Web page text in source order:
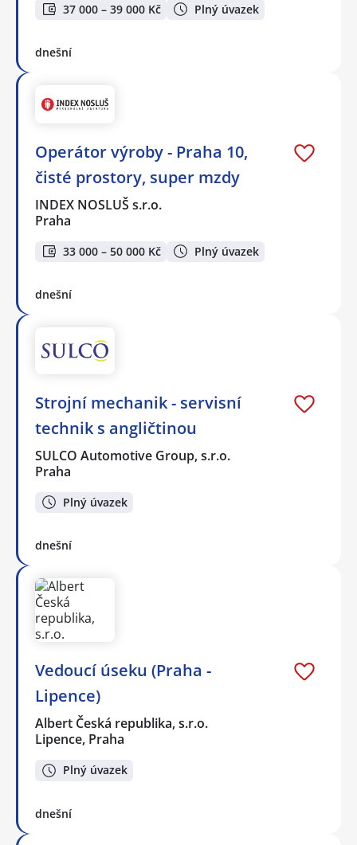
37 000 – 39 000 Kč Plný úvazek
dnešní
Operátor výroby - Praha 10,
čisté prostory, super mzdy
INDEX NOSLUŠ s.r.o.
Praha
33 000 – 50 000 Kč Plný úvazek
dnešní
Strojní mechanik - servisní
technik s angličtinou
SULCO Automotive Group, s.r.o.
Praha
Plný úvazek
dnešní
Vedoucí úseku (Praha -
Lipence)
Albert Česká republika, s.r.o.
Lipence, Praha
Plný úvazek
dnešní